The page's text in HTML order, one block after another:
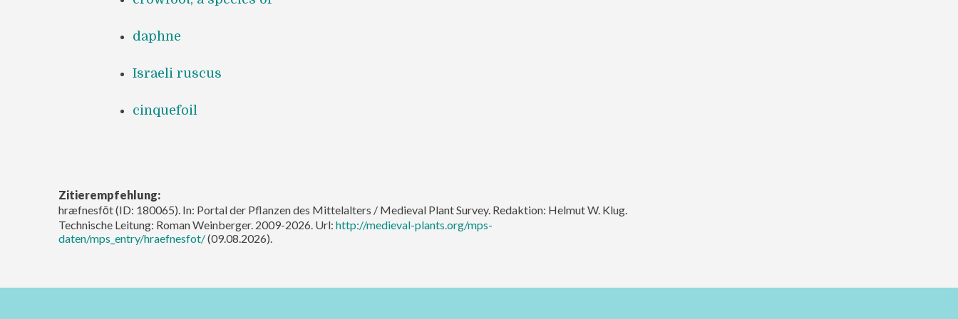
daphne
Israeli ruscus
cinquefoil
Zitierempfehlung:
hræfnesfōt (ID: 180065). In: Portal der Pflanzen des Mittelalters / Medieval Plant Survey. Redaktion: Helmut W. Klug.
Technische Leitung: Roman Weinberger. 2009-2026. Url: http://medieval-plants.org/mps-
daten/mps_entry/hraefnesfot/(09.08.2026).